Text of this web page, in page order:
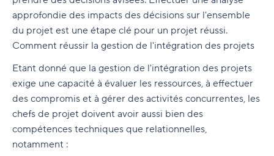
approfondie des impacts des décisions sur l'ensemble
du projet est une étape clé pour un projet réussi.
Comment réussir la gestion de l'intégration des projets
Etant donné que la gestion de l'intégration des projets
exige une capacité à évaluer les ressources, à effectuer
des compromis et à gérer des activités concurrentes, les
chefs de projet doivent avoir aussi bien des
compétences techniques que relationnelles,
notamment :